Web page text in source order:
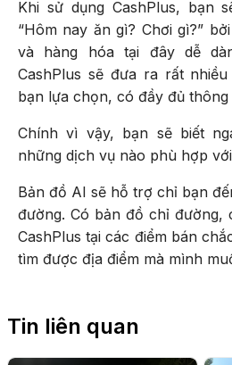
Khi sử dụng CashPlus, bạn
“Hôm nay ăn gì? Chơi gì?”
và hàng hóa tại đây dễ
CashPlus sẽ đưa ra rất
bạn lựa chọn, có đầy đủ thông
Chính vì vậy, bạn sẽ biết
những dịch vụ nào phù hợp
Bản đồ AI sẽ hỗ trợ chỉ bạn
đường. Có bản đồ chỉ đường,
CashPlus tại các điểm bán
tìm được địa điểm mà mình
Tin liên quan